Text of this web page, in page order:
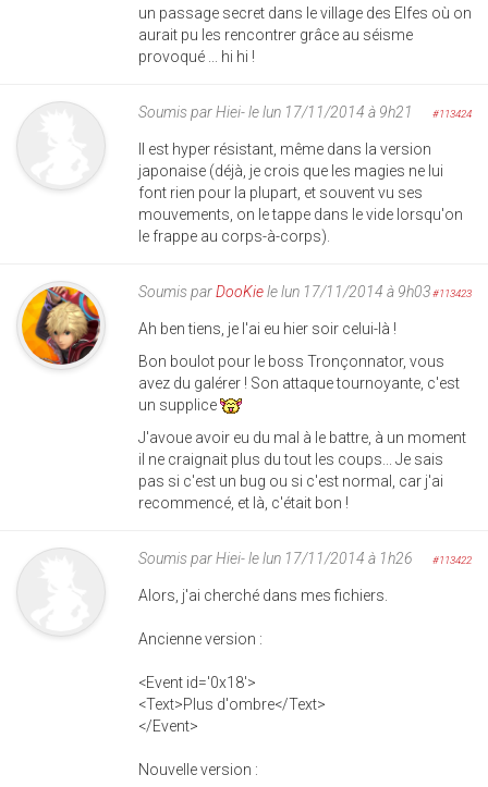
un passage secret dans le village des Elfes où on
aurait pu les rencontrer grâce au séisme
provoqué ... hi hi !
Soumis parHiei-le lun 17/11/2014 à 9h21 #113424
Il est hyper résistant, même dans la version
japonaise (déjà, je crois que les magies ne lui
font rien pour la plupart, et souvent vu ses
mouvements, on le tappe dans le vide lorsqu'on
le frappe au corps-à-corps).
Soumis parDooKiele lun 17/11/2014 à 9h03#113423
Ah ben tiens, je l'ai eu hier soir celui-là !
Bon boulot pour le boss Tronçonnator, vous
avez du galérer ! Son attaque tournoyante, c'est
un supplice
J'avoue avoir eu du mal à le battre, à un moment
il ne craignait plus du tout les coups... Je sais
pas si c'est un bug ou si c'est normal, car j'ai
recommencé, et là, c'était bon !
Soumis parHiei-le lun 17/11/2014 à 1h26 #113422
Alors, j'ai cherché dans mes fichiers.
Ancienne version :
<Event id='0x18'>
<Text>Plus d'ombre</Text>
</Event>
Nouvelle version :